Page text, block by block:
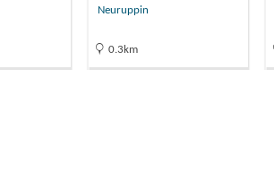
Neuruppin
0.3km